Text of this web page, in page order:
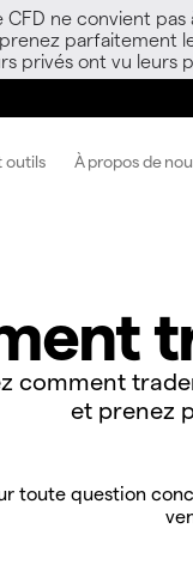
ne convient
privés ont vu leurs
outils À propos de
comment
et prenez
toute question